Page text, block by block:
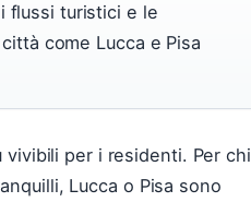
flussi turistici e le
come Lucca e Pisa
vivibili per i residenti. Per chi
Lucca o Pisa sono